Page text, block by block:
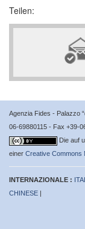
Teilen:
Agenzia Fides - Palazzo
06-69880115 - Fax +39-
Die auf
einer Creative Commons
INTERNAZIONALE :
CHINESE |